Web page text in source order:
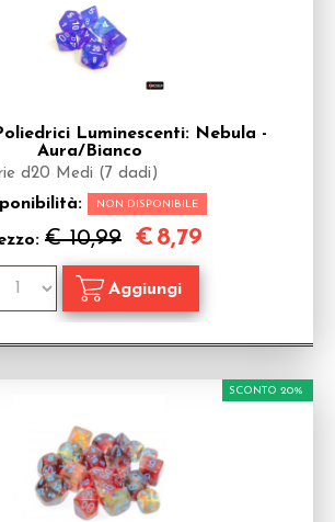
Luminescenti: Nebula -
Aura/Bianco
d20 Medi (7 dadi)
NON DISPONIBILE
€ 10,99 € 8,79
SCONTO 20%